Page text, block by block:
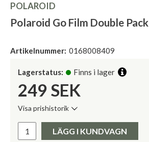
POLAROID
Polaroid Go Film Double Pack
Artikelnummer: 0168008409
Lagerstatus: Finns i lager
249 SEK
Visa prishistorik
Pris:
LÄGG I KUNDVAGN